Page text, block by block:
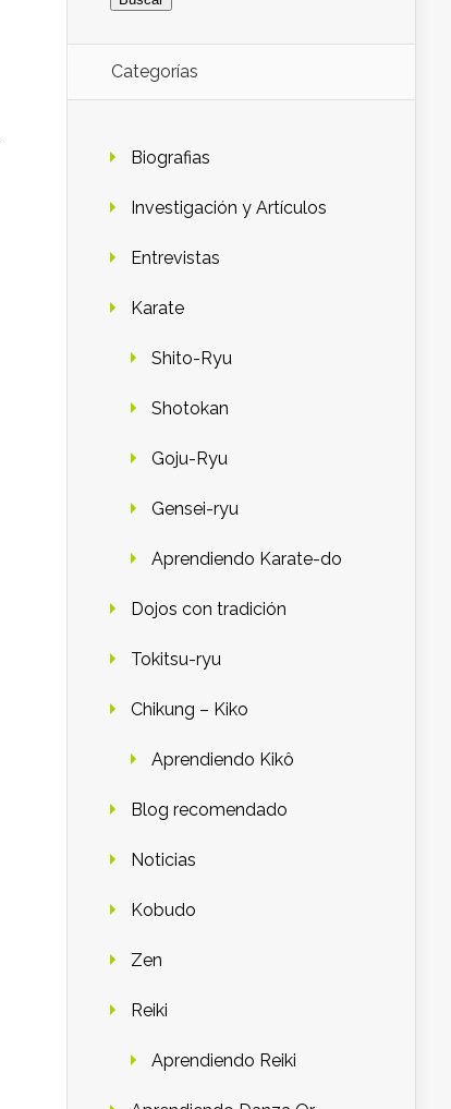
Categorías
Biografias
Investigación y Artículos
Entrevistas
Karate
Shito-Ryu
Shotokan
Goju-Ryu
Gensei-ryu
Aprendiendo Karate-do
Dojos con tradición
Tokitsu-ryu
Chikung – Kiko
Aprendiendo Kikô
Blog recomendado
Noticias
Kobudo
Zen
Reiki
Aprendiendo Reiki